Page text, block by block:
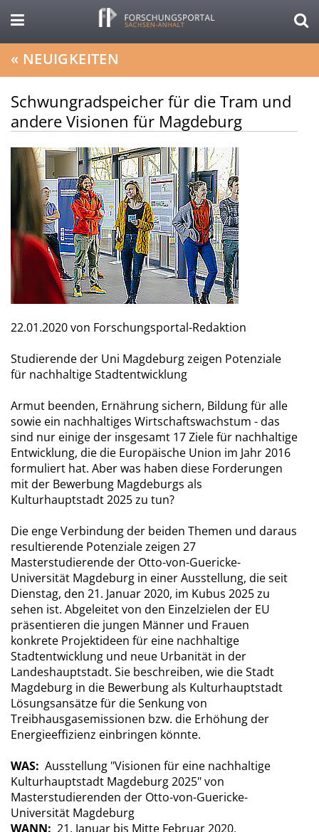
« NEUIGKEITEN
Schwungradspeicher für die Tram und
andere Visionen für Magdeburg
22.01.2020von Forschungsportal-Redaktion
Studierende der Uni Magdeburg zeigen Potenziale
für nachhaltige Stadtentwicklung
Armut beenden, Ernährung sichern, Bildung für alle
sowie ein nachhaltiges Wirtschaftswachstum - das
sind nur einige der insgesamt 17 Ziele für nachhaltige
Entwicklung, die die Europäische Union im Jahr 2016
formuliert hat. Aber was haben diese Forderungen
mit der Bewerbung Magdeburgs als
Kulturhauptstadt 2025 zu tun?
Die enge Verbindung der beiden Themen und daraus
resultierende Potenziale zeigen 27
Masterstudierende der Otto-von-Guericke-
Universität Magdeburg in einer Ausstellung, die seit
Dienstag, den 21. Januar 2020, im Kubus 2025 zu
sehen ist. Abgeleitet von den Einzelzielen der EU
präsentieren die jungen Männer und Frauen
konkrete Projektideen für eine nachhaltige
Stadtentwicklung und neue Urbanität in der
Landeshauptstadt. Sie beschreiben, wie die Stadt
Magdeburg in die Bewerbung als Kulturhauptstadt
Lösungsansätze für die Senkung von
Treibhausgasemissionen bzw. die Erhöhung der
Energieeffizienz einbringen könnte.
WAS: Ausstellung "Visionen für eine nachhaltige
Kulturhauptstadt Magdeburg 2025" von
Masterstudierenden der Otto-von-Guericke-
Universität Magdeburg
WANN: 21. Januar bis Mitte Februar 2020,